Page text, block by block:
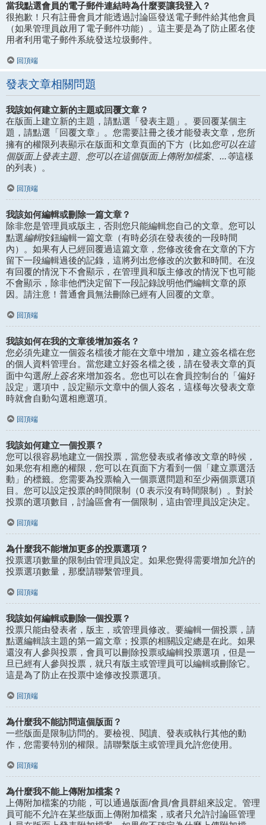
當我點選會員的電子郵件連結時為什麼要讓我登入？
很抱歉！只有註冊會員才能透過討論區發送電子郵件給其他會員
（如果管理員啟用了電子郵件功能）。這主要是為了防止匿名使
用者利用電子郵件系統發送垃圾郵件。
回頂端
發表文章相關問題
我該如何建立新的主題或回覆文章？
在版面上建立新的主題，請點選「發表主題」。要回覆某個主
題，請點選「回覆文章」。您需要註冊之後才能發表文章，您所
擁有的權限列表顯示在版面和文章頁面的下方（比如您可以在這
個版面上發表主題、您可以在這個版面上傳附加檔案、...等這樣
的列表）。
回頂端
我該如何編輯或刪除一篇文章？
除非您是管理員或版主，否則您只能編輯您自己的文章。您可以
點選編輯按鈕編輯一篇文章（有時必須在發表後的一段時間
內）。如果有人已經回覆過這篇文章，您修改後會在文章的下方
留下一段編輯過後的記錄，這將列出您修改的次數和時間。在沒
有回覆的情況下不會顯示，在管理員和版主修改的情況下也可能
不會顯示，除非他們決定留下一段記錄說明他們編輯文章的原
因。請注意！普通會員無法刪除已經有人回覆的文章。
回頂端
我該如何在我的文章後增加簽名？
您必須先建立一個簽名檔後才能在文章中增加，建立簽名檔在您
的個人資料管理台。當您建立好簽名檔之後，請在發表文章的頁
面中勾選附上簽名來增加簽名。您也可以在會員控制台的「偏好
設定」選項中，設定顯示文章中的個人簽名，這樣每次發表文章
時就會自動勾選相應選項。
回頂端
我該如何建立一個投票？
您可以很容易地建立一個投票，當您發表或者修改文章的時候，
如果您有相應的權限，您可以在頁面下方看到一個「建立票選活
動」的標籤。您需要為投票輸入一個票選問題和至少兩個票選項
目。您可以設定投票的時間限制（0 表示沒有時間限制）。對於
投票的選項數目，討論區會有一個限制，這由管理員設定決定。
回頂端
為什麼我不能增加更多的投票選項？
投票選項數量的限制由管理員設定。如果您覺得需要增加允許的
投票選項數量，那麼請聯繫管理員。
回頂端
我該如何編輯或刪除一個投票？
投票只能由發表者，版主，或管理員修改。要編輯一個投票，請
點選編輯該主題的第一篇文章；投票的相關設定總是在此。如果
還沒有人參與投票，會員可以刪除投票或編輯投票選項，但是一
旦已經有人參與投票，就只有版主或管理員可以編輯或刪除它。
這是為了防止在投票中途修改投票選項。
回頂端
為什麼我不能訪問這個版面？
一些版面是限制訪問的。要檢視、閱讀、發表或執行其他的動
作，您需要特別的權限。請聯繫版主或管理員允許您使用。
回頂端
為什麼我不能上傳附加檔案？
上傳附加檔案的功能，可以通過版面/會員/會員群組來設定。管理
員可能不允許在某些版面上傳附加檔案，或者只允許討論區管理